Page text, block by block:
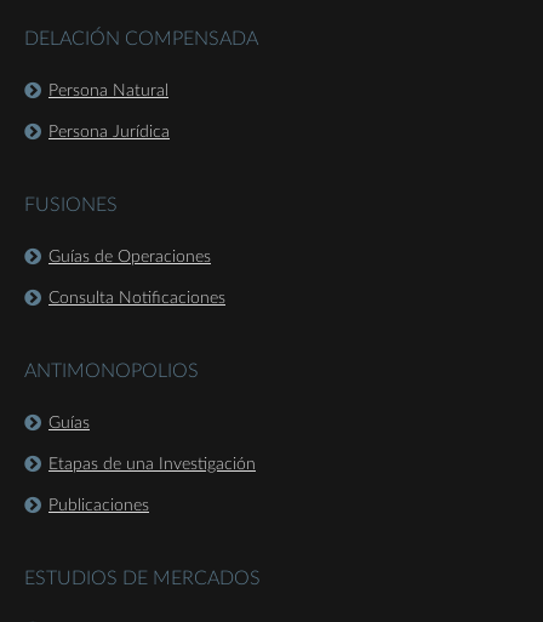
DELACIÓN COMPENSADA
Persona Natural
Persona Jurídica
FUSIONES
Guías de Operaciones
Consulta Notificaciones
ANTIMONOPOLIOS
Guías
Etapas de una Investigación
Publicaciones
ESTUDIOS DE MERCADOS